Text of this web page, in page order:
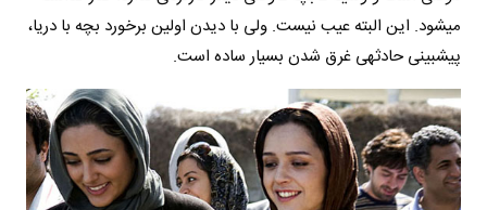
می­شود. این البته عیب نیست. ولی با دیدن اولین برخورد بچه با دریا،
پیش­بینی حادثه­ی غرق شدن بسیار ساده است.